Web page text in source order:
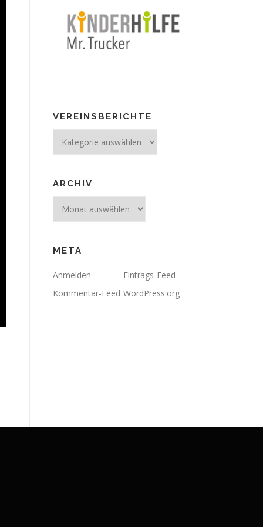
VEREINSBERICHTE
ARCHIV
META
Anmelden
Eintrags-Feed
Kommentar-Feed WordPress.org